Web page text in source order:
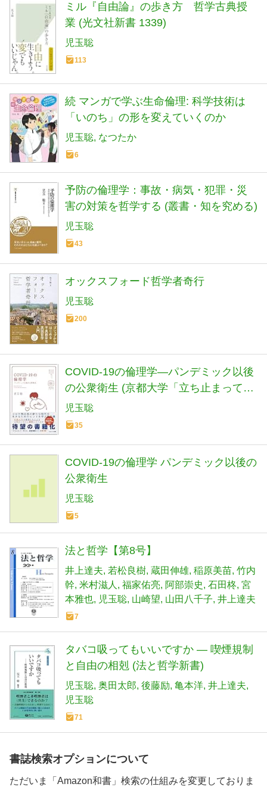
ミル『自由論』の歩き方 哲学古典授
業 (光文社新書 1339)
児玉聡
113
続 マンガで学ぶ生命倫理: 科学技術は
「いのち」の形を変えていくのか
児玉聡 なつたか
6
予防の倫理学：事故・病気・犯罪・災
害の対策を哲学する (叢書・知を究める)
児玉聡
43
オックスフォード哲学者奇行
児玉聡
200
COVID-19の倫理学―パンデミック以後
の公衆衛生 (京都大学「立ち止まって、
考える」連続講義シリーズ01)
児玉聡
35
COVID-19の倫理学 パンデミック以後の
公衆衛生
児玉聡
5
法と哲学【第8号】
井上達夫 若松良樹 蔵田伸雄 稲原美苗 竹内
幹 米村滋人 福家佑亮 阿部崇史 石田柊 宮
本雅也
児玉聡 山崎望 山田八千子 井上達夫
7
タバコ吸ってもいいですか ― 喫煙規制
と自由の相剋 (法と哲学新書)
児玉聡 奥田太郎 後藤励 亀本洋 井上達夫
児玉聡
71
書誌検索オプションについて
ただいま「Amazon和書」検索の仕組みを変更しておりま